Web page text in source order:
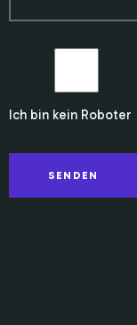
Ich bin kein Roboter